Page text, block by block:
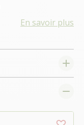
En savoir plus